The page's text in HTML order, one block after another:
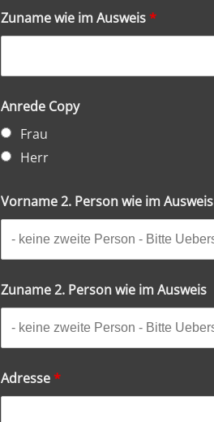
Zuname wie im Ausweis*
Anrede Copy
Frau
Herr
Vorname 2. Person wie im Ausweis
Zuname 2. Person wie im Ausweis
Adresse*